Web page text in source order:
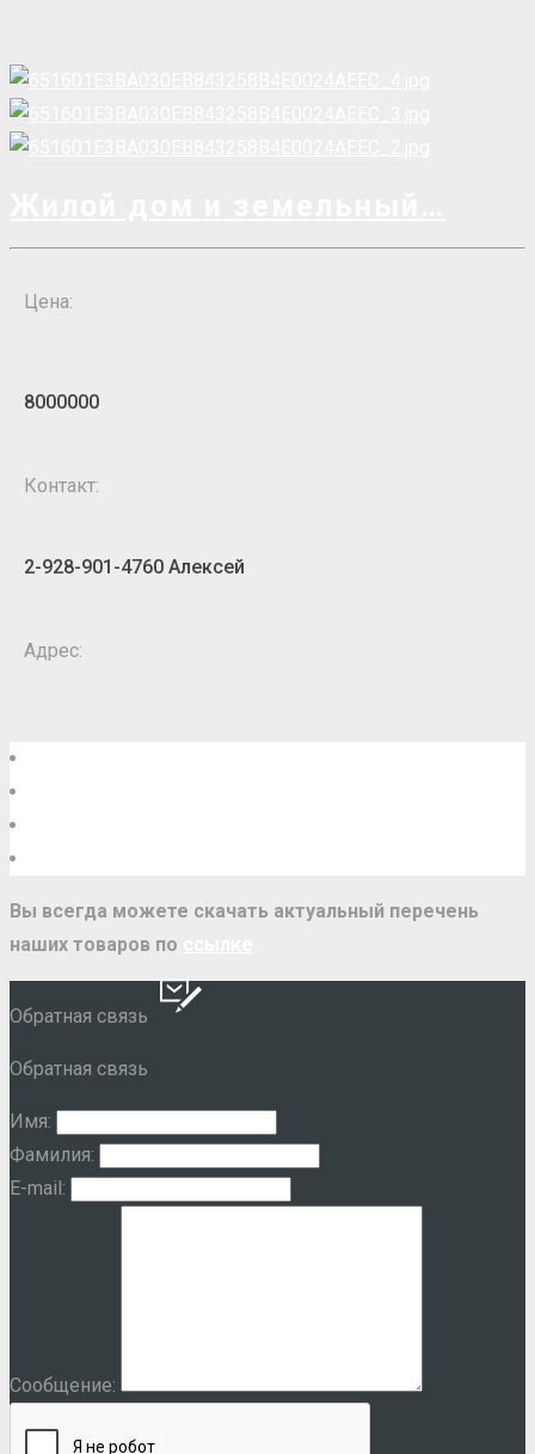
Цена:
8000000
Контакт:
2-928-901-4760 Алексей
Адрес:
ы всегда можете скачать актуальный перечень
наших товаров по
Обратная связь
Обратная связь
Имя:
Фамилия:
E-mail:
Сообщение: